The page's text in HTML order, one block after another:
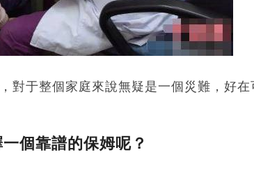
對于整個家庭來說無疑是一個災難，好
個靠譜的保姆呢？